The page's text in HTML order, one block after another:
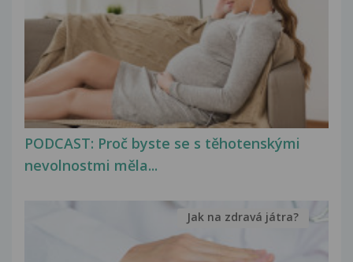
PODCAST: Proč byste se s těhotenskými
nevolnostmi měla...
Jak na zdravá játra?